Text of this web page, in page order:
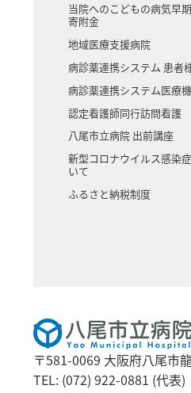
当院へのこどもの病気早
寄附⾦
地域医療支援病院
病診薬連携システム 患者
病診薬連携システム医療
認定看護師同行訪問看護
八尾市立病院 出前講座
新型コロナウイルス感染
いて
ふるさと納税制度
〒581-0069 大阪府八尾市
TEL: (072) 922-0881 (代表)